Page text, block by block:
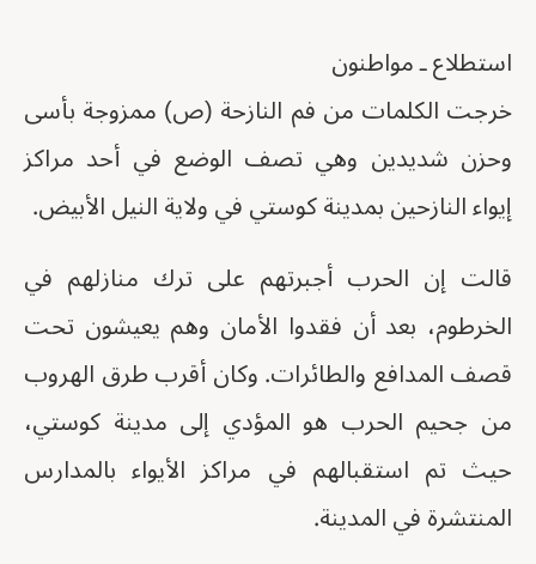
استطلاع ـ مواطنون
خرجت الكلمات من فم النازحة (ص) ممزوجة بأسى
وحزن شديدين وهي تصف الوضع في أحد مراكز
إيواء النازحين بمدينة كوستي في ولاية النيل الأبيض.
قالت إن الحرب أجبرتهم على ترك منازلهم في
الخرطوم، بعد أن فقدوا الأمان وهم يعيشون تحت
قصف المدافع والطائرات. وكان أقرب طرق الهروب
من جحيم الحرب هو المؤدي إلى مدينة كوستي،
حيث تم استقبالهم في مراكز الأيواء بالمدارس
المنتشرة في المدينة.